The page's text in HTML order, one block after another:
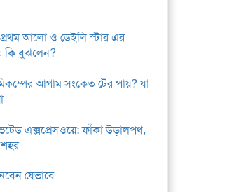
প্রথম আলো ও ডেইলি স্টার এর
কি বুঝলেন?
আগাম সংকেত টের পায়? যা
এক্সপ্রেসওয়ে: ফাঁকা উড়ালপথ,
শহর
যেভাবে